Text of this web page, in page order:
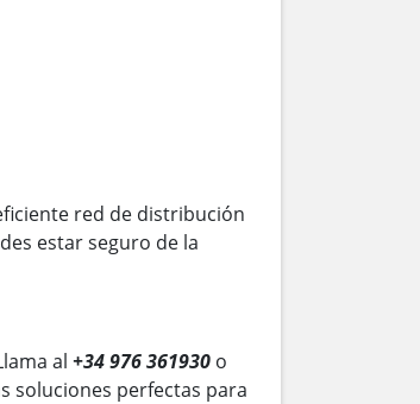
red de distribución
estar seguro de la
al +34 976 361930 o
soluciones perfectas para